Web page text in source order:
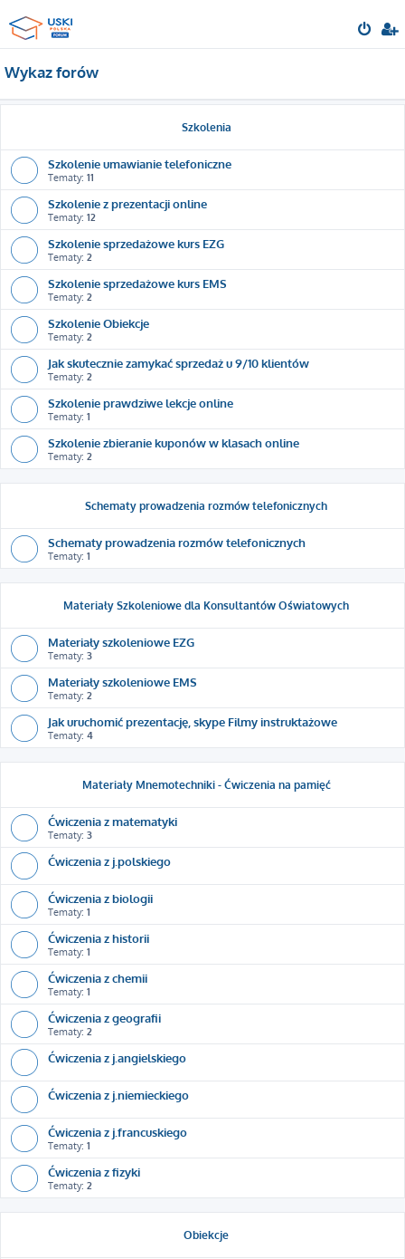
Wykaz forów
Szkolenia
Szkolenie umawianie telefoniczne
Tematy: 11
Szkolenie z prezentacji online
Tematy: 12
Szkolenie sprzedażowe kurs EZG
Tematy: 2
Szkolenie sprzedażowe kurs EMS
Tematy: 2
Szkolenie Obiekcje
Tematy: 2
Jak skutecznie zamykać sprzedaż u 9/10 klientów
Tematy: 2
Szkolenie prawdziwe lekcje online
Tematy: 1
Szkolenie zbieranie kuponów w klasach online
Tematy: 2
Schematy prowadzenia rozmów telefonicznych
Schematy prowadzenia rozmów telefonicznych
Tematy: 1
Materiały Szkoleniowe dla Konsultantów Oświatowych
Materiały szkoleniowe EZG
Tematy: 3
Materiały szkoleniowe EMS
Tematy: 2
Jak uruchomić prezentację, skype Filmy instruktażowe
Tematy: 4
Materiały Mnemotechniki - Ćwiczenia na pamięć
Ćwiczenia z matematyki
Tematy: 3
Ćwiczenia z j.polskiego
Ćwiczenia z biologii
Tematy: 1
Ćwiczenia z historii
Tematy: 1
Ćwiczenia z chemii
Tematy: 1
Ćwiczenia z geografii
Tematy: 2
Ćwiczenia z j.angielskiego
Ćwiczenia z j.niemieckiego
Ćwiczenia z j.francuskiego
Tematy: 1
Ćwiczenia z fizyki
Tematy: 2
Obiekcje